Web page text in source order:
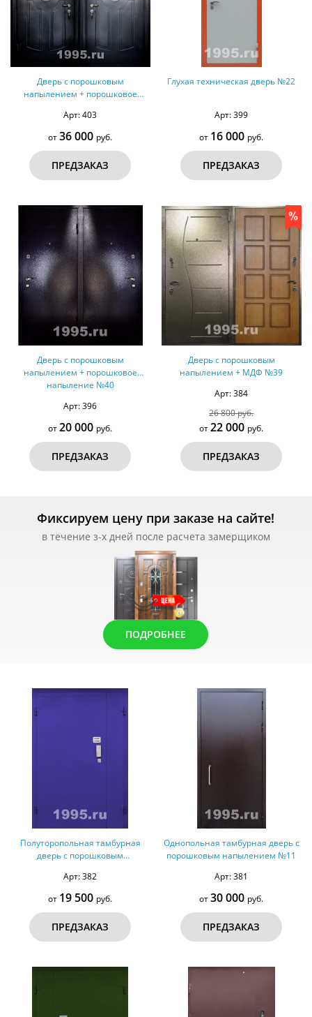
Дверь с порошковым
напылением + порошковое
Арт: 403
от36 000 руб.
ПРЕДЗАКАЗ
Глухая техническая дверь №22
Арт: 399
от 16 000 руб.
ПРЕДЗАКАЗ
Дверь с порошковым
напылением + порошковое
напыление №40
Арт: 396
от20 000 руб.
ПРЕДЗАКАЗ
Дверь с порошковым
напылением + МДФ №39
Арт: 384
26 800 руб.
от22 000 руб.
ПРЕДЗАКАЗ
Фиксируем цену при заказе на сайте!
в течение з-х дней после расчета замерщиком
ПОДРОБНЕЕ
Полуторопольная тамбурная
дверь с порошковым
Арт: 382
от 19 500 руб.
ПРЕДЗАКАЗ
Однопольная тамбурная дверь с
порошковым напылением №11
Арт: 381
от30 000 руб.
ПРЕДЗАКАЗ